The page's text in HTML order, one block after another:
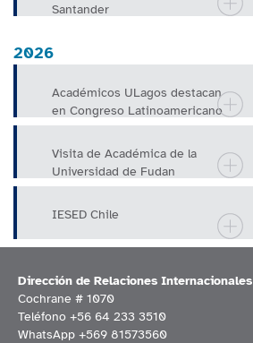
Santander
2026
Académicos ULagos destacan
en Congreso Latinoamericano
de Ciencia Política realizado
en
Visita de Académica de la
Universidad de Fudan
(Shanghai, China)
IESED Chile
Dirección de Relaciones Internacionales
Cochrane # 1070
Teléfono +56 64 233 3510
WhatsApp +569 81573560